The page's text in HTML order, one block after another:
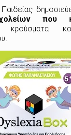
που
κρούσματα